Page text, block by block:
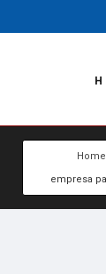
Home
empresa